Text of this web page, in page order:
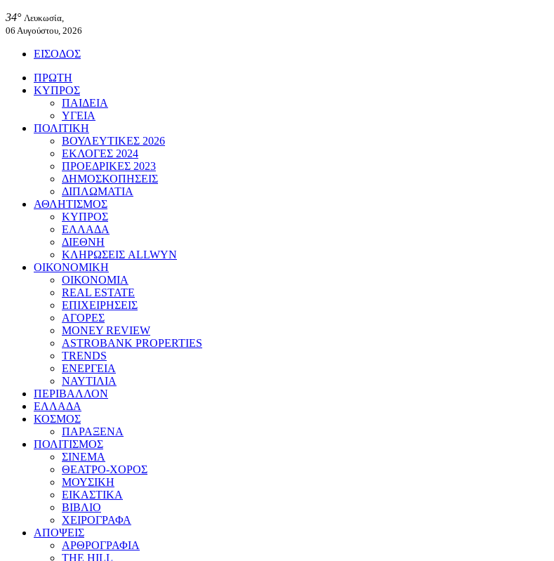
34° Λευκωσία,
06 Αυγούστου, 2026
ΕΙΣΟΔΟΣ
ΠΡΩΤΗ
ΚΥΠΡΟΣ
ΠΑΙΔΕΙΑ
ΥΓΕΙΑ
ΠΟΛΙΤΙΚΗ
ΒΟΥΛΕΥΤΙΚΕΣ 2026
ΕΚΛΟΓΕΣ 2024
ΠΡΟΕΔΡΙΚΕΣ 2023
ΔΗΜΟΣΚΟΠΗΣΕΙΣ
ΔΙΠΛΩΜΑΤΙΑ
ΑΘΛΗΤΙΣΜΟΣ
ΚΥΠΡΟΣ
ΕΛΛΑΔΑ
ΔΙΕΘΝΗ
ΚΛΗΡΩΣΕΙΣ ALLWYN
ΟΙΚΟΝΟΜΙΚΗ
ΟΙΚΟΝΟΜΙΑ
REAL ESTATE
ΕΠΙΧΕΙΡΗΣΕΙΣ
ΑΓΟΡΕΣ
MONEY REVIEW
ASTROBANK PROPERTIES
TRENDS
ΕΝΕΡΓΕΙΑ
ΝΑΥΤΙΛΙΑ
ΠΕΡΙΒΑΛΛΟΝ
ΕΛΛΑΔΑ
ΚΟΣΜΟΣ
ΠΑΡΑΞΕΝΑ
ΠΟΛΙΤΙΣΜΟΣ
ΣΙΝΕΜΑ
ΘΕΑΤΡΟ-ΧΟΡΟΣ
ΜΟΥΣΙΚΗ
ΕΙΚΑΣΤΙΚΑ
ΒΙΒΛΙΟ
ΧΕΙΡΟΓΡΑΦΑ
ΑΠΟΨΕΙΣ
ΑΡΘΡΟΓΡΑΦΙΑ
THE HILL